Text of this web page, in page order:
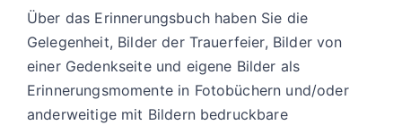
Über das Erinnerungsbuch haben Sie die
Gelegenheit, Bilder der Trauerfeier, Bilder von
einer Gedenkseite und eigene Bilder als
Erinnerungsmomente in Fotobüchern und/oder
anderweitige mit Bildern bedruckbare